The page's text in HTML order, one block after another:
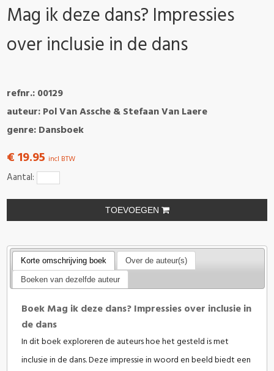
Mag ik deze dans? Impressies
over inclusie in de dans
refnr.: 00129
auteur: Pol Van Assche & Stefaan Van Laere
genre: Dansboek
€ 19.95 incl BTW
Aantal:
TOEVOEGEN
Korte omschrijving boek Over de auteur(s)
Boeken van dezelfde auteur
Boek Mag ik deze dans? Impressies over inclusie in
de dans
In dit boek exploreren de auteurs hoe het gesteld is met
inclusie in de dans. Deze impressie in woord en beeld biedt een